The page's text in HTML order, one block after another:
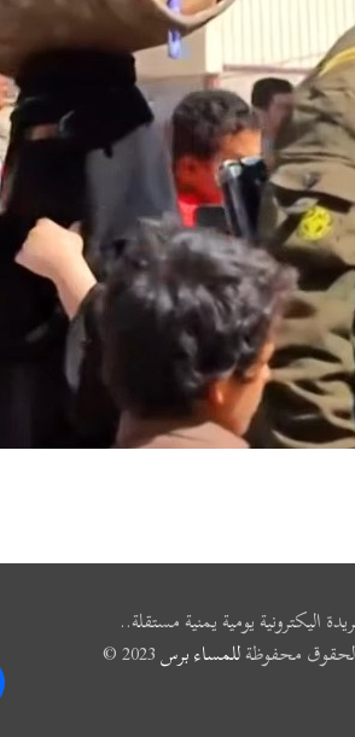
يومية يمنية مستقلة..
محفوظةللمساء برس